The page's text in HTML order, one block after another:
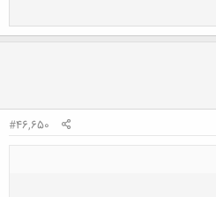
#46,650